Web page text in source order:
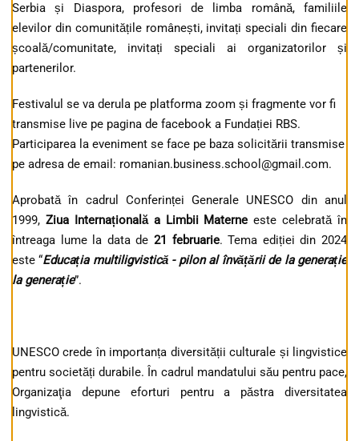
Serbia și Diaspora, profesori de limba română, familiile
elevilor din comunitățile românești, invitați speciali din fiecare
școală/comunitate, invitați speciali ai organizatorilor și
partenerilor.
Festivalul se va derula pe platforma zoom și fragmente vor fi
transmise live pe pagina de facebook a Fundației RBS.
Participarea la eveniment se face pe baza solicitării transmise
pe adresa de email: romanian.business.school@gmail.com.
Aprobată în cadrul Conferinței Generale UNESCO din anul
1999, Ziua Internațională a Limbii Materne este celebrată în
întreaga lume la data de 21 februarie. Tema ediției din 2024
este “Educația multiligvistică - pilon al învățării de la generație
la generație”.
UNESCO crede în importanța diversității culturale și lingvistice
pentru societăți durabile. În cadrul mandatului său pentru pace,
Organizaţia depune eforturi pentru a păstra diversitatea
lingvistică.